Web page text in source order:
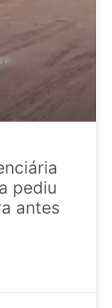
pediu
antes